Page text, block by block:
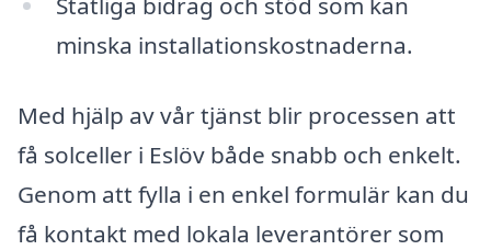
minska installationskostnaderna.
Med hjälp av vår tjänst blir processen att
få solceller i Eslöv både snabb och enkelt.
Genom att fylla i en enkel formulär kan du
få kontakt med lokala leverantörer som